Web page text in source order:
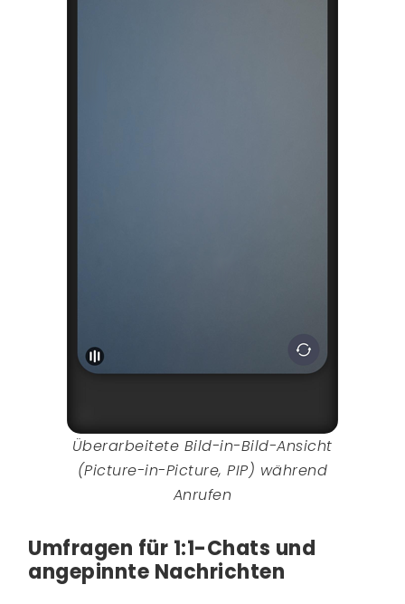
Überarbeitete Bild-in-Bild-Ansicht
(Picture-in-Picture, PIP) während
Anrufen
Umfragen für 1:1-Chats und
angepinnte Nachrichten